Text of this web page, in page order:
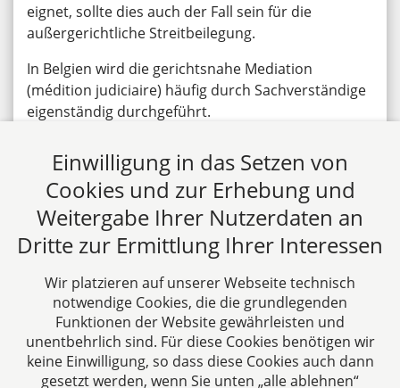
eignet, sollte dies auch der Fall sein für die
außergerichtliche Streitbeilegung.
In Belgien wird die gerichtsnahe Mediation
(médition judiciaire) häufig durch Sachverständige
eigenständig durchgeführt.
der staatlichen Gerichtsbarkeit bieten einen Anreiz,
auch mit Hilfe von Sachverständigen
außergerichtliche Streitbeilegung zu betreiben,
wobei zur Gewährleistung des Erfolges der
Verfahren begrüßenswert ist, wenn der
Sachverständige selbst mit den Methoden und
Werkzeugen der außergerichtlichen
Streitbeilegung bzw. der alternativen
Streitbeilegung vertraut ist.
8. Welche Anforderungen
Einwilligung in das Setzen von
Cookies und zur Erhebung und
Weitergabe Ihrer Nutzerdaten an
Dritte zur Ermittlung Ihrer Interessen
Wir platzieren auf unserer Webseite technisch
notwendige Cookies, die die grundlegenden
Funktionen der Website gewährleisten und
unentbehrlich sind. Für diese Cookies benötigen wir
keine Einwilligung, so dass diese Cookies auch dann
gesetzt werden, wenn Sie unten „alle ablehnen“